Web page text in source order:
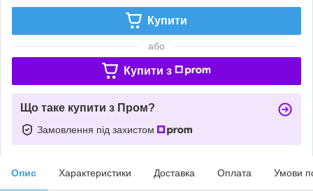
Купити
або
Купити з
Що таке купити з Пром?
Замовлення під захистом
Опис Характеристики Доставка Оплата Умови